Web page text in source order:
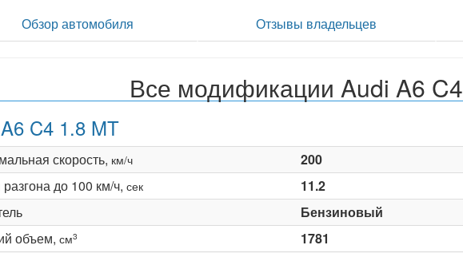
Обзор автомобиля Отзывы владельцев
Все модификации Audi A6 C4
C4 1.8 MT
скорость, км/ч
200
до 100 км/ч, сек
11.2
Бензиновый
объем, см3 1781